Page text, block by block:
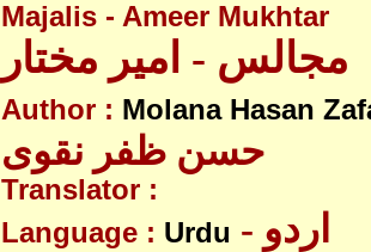
Majalis - Ameer Mukhtar
مجالس - امیر مختار
Author : Molana Hasan
حسن ظفر نقوی
Translator :
Language : Urdu - اردو